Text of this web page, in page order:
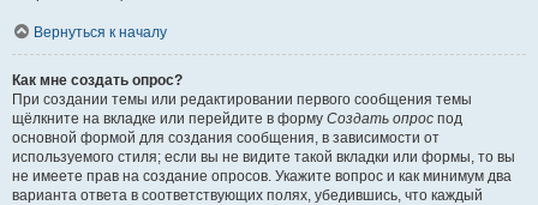
Вернуться к началу
Как мне создать опрос?
При создании темы или редактировании первого сообщения темы
щёлкните на вкладке или перейдите в форму Создать опрос под
основной формой для создания сообщения, в зависимости от
используемого стиля; если вы не видите такой вкладки или формы, то вы
не имеете прав на создание опросов. Укажите вопрос и как минимум два
варианта ответа в соответствующих полях, убедившись, что каждый